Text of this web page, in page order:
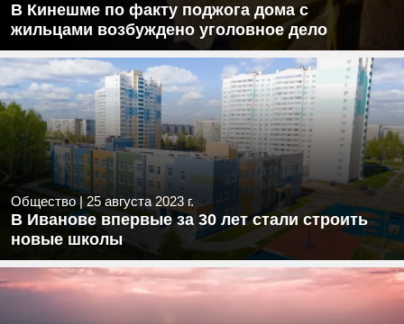
В Кинешме по факту поджога дома с
жильцами возбуждено уголовное дело
Общество |25 августа 2023 г.
В Иванове впервые за 30 лет стали строить
новые школы